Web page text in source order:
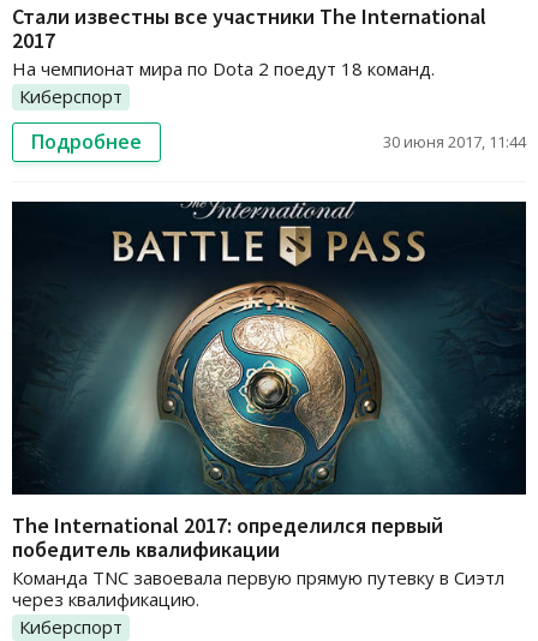
Стали известны все участники The International
2017
На чемпионат мира по Dota 2 поедут 18 команд.
Киберспорт
Подробнее 30 июня 2017, 11:44
The International 2017: определился первый
победитель квалификации
Команда TNC завоевала первую прямую путевку в Сиэтл
через квалификацию.
Киберспорт